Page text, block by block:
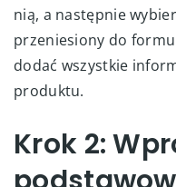
nią, a następnie
przeniesiony do
dodać wszystkie
produktu.
Krok 2: